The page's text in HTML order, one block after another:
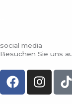
social media
Besuchen Sie uns
F
a
I
n
T
i